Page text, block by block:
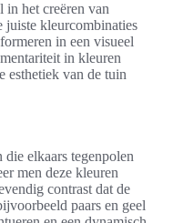
in het creëren van
juiste kleurcombinaties
in een visueel
in kleuren
esthetiek van de tuin
elkaars tegenpolen
men deze kleuren
contrast dat de
paars en geel